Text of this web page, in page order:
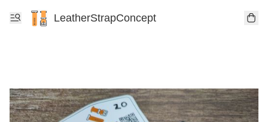
LeatherStrapConcept